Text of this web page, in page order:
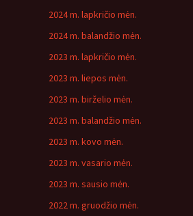
2024 m. lapkričio mėn.
2024 m. balandžio mėn.
2023 m. lapkričio mėn.
2023 m. liepos mėn.
2023 m. birželio mėn.
2023 m. balandžio mėn.
2023 m. kovo mėn.
2023 m. vasario mėn.
2023 m. sausio mėn.
2022 m. gruodžio mėn.